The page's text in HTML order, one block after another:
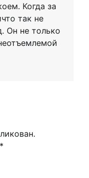
Когда за
так не
Он не только
*